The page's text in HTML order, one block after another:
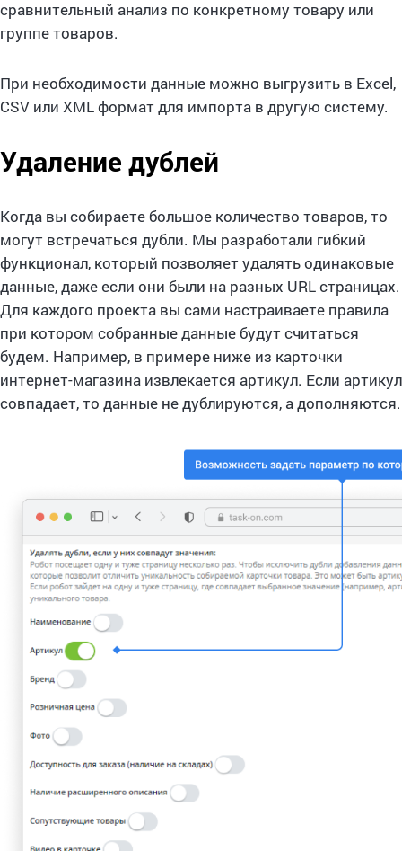
сравнительный анализ по конкретному товару или
группе товаров.
При необходимости данные можно выгрузить в Excel,
CSV или XML формат для импорта в другую систему.
Удаление дублей
Когда вы собираете большое количество товаров, то
могут встречаться дубли. Мы разработали гибкий
функционал, который позволяет удалять одинаковые
данные, даже если они были на разных URL страницах.
Для каждого проекта вы сами настраиваете правила
при котором собранные данные будут считаться
будем. Например, в примере ниже из карточки
интернет-магазина извлекается артикул. Если артикул
совпадает, то данные не дублируются, а дополняются.